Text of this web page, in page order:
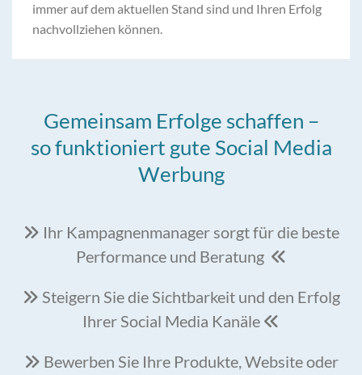
immer auf dem aktuellen Stand sind und Ihren Erfolg
nachvollziehen können.
Gemeinsam Erfolge schaffen –
so funktioniert gute Social Media
Werbung
 Ihr Kampagnenmanager sorgt für die beste
Performance und Beratung 
 Steigern Sie die Sichtbarkeit und den Erfolg
Ihrer Social Media Kanäle 
 Bewerben Sie Ihre Produkte, Website oder